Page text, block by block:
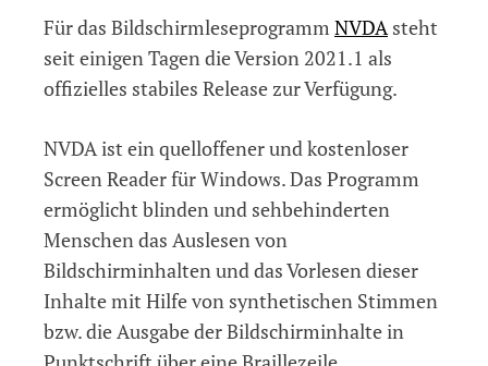
2021.1
erschienen
Für das Bildschirmleseprogramm NVDA steht
seit einigen Tagen die Version 2021.1 als
offizielles stabiles Release zur Verfügung.
NVDA ist ein quelloffener und kostenloser
Screen Reader für Windows. Das Programm
ermöglicht blinden und sehbehinderten
Menschen das Auslesen von
Bildschirminhalten und das Vorlesen dieser
Inhalte mit Hilfe von synthetischen Stimmen
bzw. die Ausgabe der Bildschirminhalte in